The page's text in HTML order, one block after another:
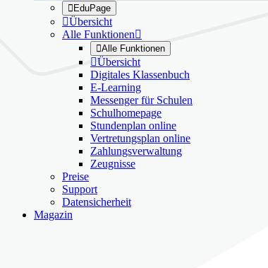
EduPage
Übersicht
Alle Funktionen
Alle Funktionen
Übersicht
Digitales Klassenbuch
E-Learning
Messenger für Schulen
Schulhomepage
Stundenplan online
Vertretungsplan online
Zahlungsverwaltung
Zeugnisse
Preise
Support
Datensicherheit
Magazin